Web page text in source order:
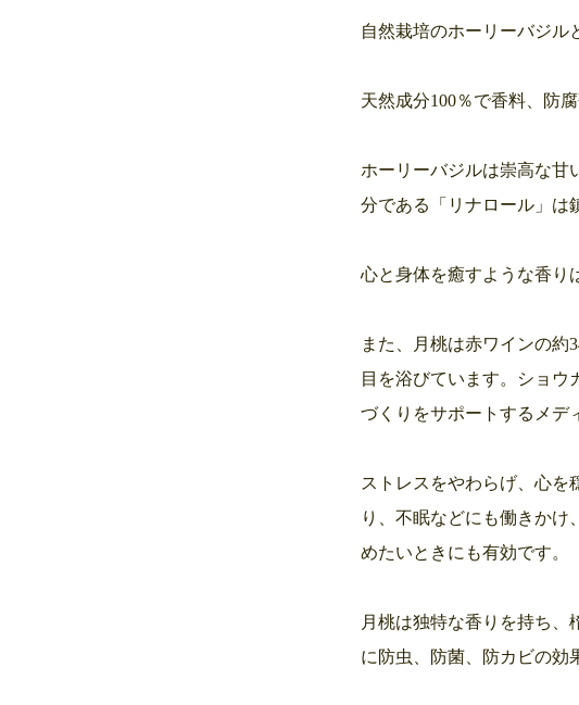
自然栽培のホーリーバジル
天然成分100％で香料、防
ホーリーバジルは崇高な甘
分である「リナロール」は
心と身体を癒すような香り
また、月桃は赤ワインの約
目を浴びています。ショ
づくりをサポートするメデ
ストレスをやわらげ、心を
り、不眠などにも働きか
めたいときにも有効です。
月桃は独特な香りを持ち
に防虫、防菌、防カビの効